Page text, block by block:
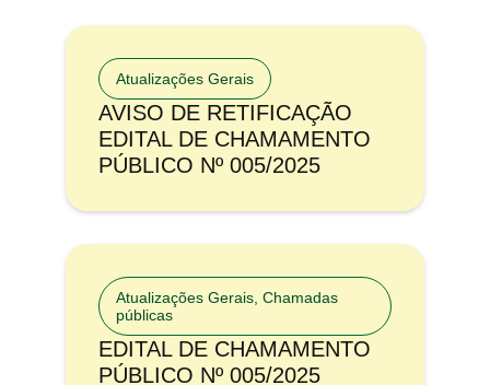
Atualizações Gerais
AVISO DE RETIFICAÇÃO
EDITAL DE CHAMAMENTO
PÚBLICO Nº 005/2025
Atualizações Gerais Chamadas
públicas
EDITAL DE CHAMAMENTO
PÚBLICO Nº 005/2025